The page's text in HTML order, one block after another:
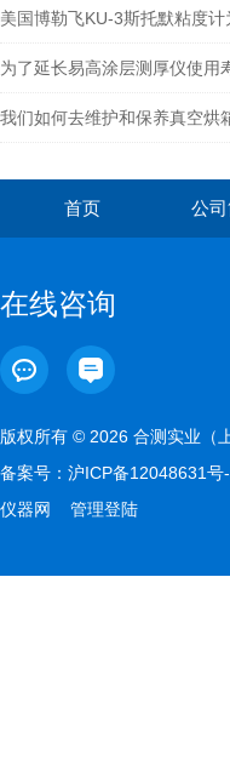
我们如何去维护和保养真空烘
首页 公
在线咨询
版权所有 © 2026 合测实业（
备案号： 沪ICP备12048631号
仪器网
管理登陆